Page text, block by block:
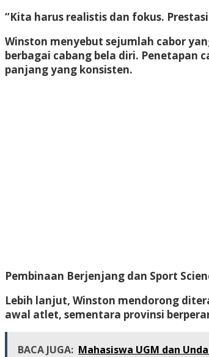
“Kita harus realistis dan fokus.
Winston menyebut sejumlah cabor
berbagai cabang bela diri. Penetapan
panjang yang konsisten.
Pembinaan Berjenjang dan Sport
Lebih lanjut, Winston mendorong
awal atlet, sementara provinsi
BACA JUGA: Mahasiswa UGM dan